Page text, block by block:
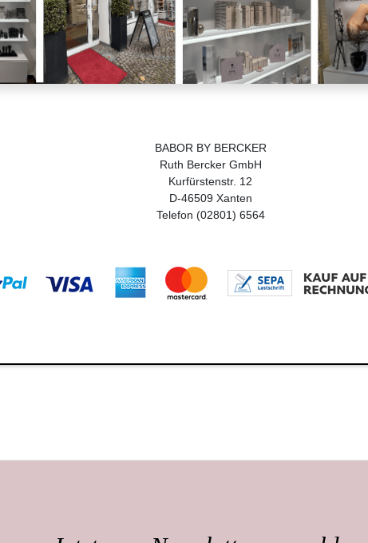
BABOR BY BERCKER
Ruth Bercker GmbH
Kurfürstenstr. 12
D-46509 Xanten
Telefon (02801) 6564